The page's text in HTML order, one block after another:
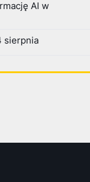
AI w
sierpnia